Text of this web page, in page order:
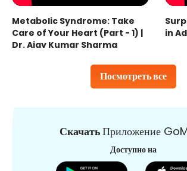
Посмотреть все
Metabolic Syndrome: Take
Care of Your Heart (Part - 1) |
Dr. Ajay Kumar Sharma
in
СкачатьПриложение
Доступно на